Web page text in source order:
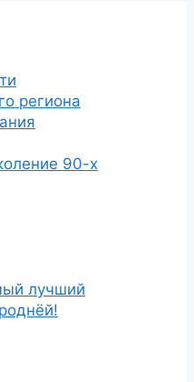
региона
90-х
лучший